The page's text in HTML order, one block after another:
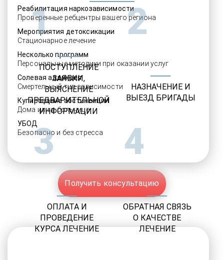
Реабилитация наркозависимости
Проверенные ребцентры вашего региона
Мероприятия детоксикации
Стационарное лечение
Несколько программ
Персональные методики при оказании услуг
Солевая аддикция
Смертельный тип зависимости
Купирование абстиненции
Дома или в больнице
УБОД
Безопасно и без стресса
Получить консультацию
1
ПОСТУПЛЕНИЕ
ЗАЯВКИ,
ВЫЯСНЕНИЕ
ПРЕДВАРИТЕЛЬНОЙ
ИНФОРМАЦИИ
2
НАЗНАЧЕНИЕ И
ВЫЕЗД БРИГАДЫ
3
ОПЛАТА И
ПРОВЕДЕНИЕ
КУРСА ЛЕЧЕНИЕ
4
ОБРАТНАЯ СВЯЗЬ
О КАЧЕСТВЕ
ЛЕЧЕНИЕ